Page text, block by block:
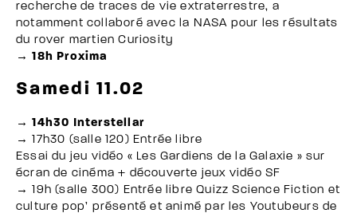
recherche de traces de vie extraterrestre, a
notamment collaboré avec la NASA pour les résultats
du rover martien Curiosity
→ 18h Proxima
Samedi 11.02
→ 14h30 Interstellar
→ 17h30 (salle 120) Entrée libre
Essai du jeu vidéo « Les Gardiens de la Galaxie » sur
écran de cinéma + découverte jeux vidéo SF
→ 19h (salle 300) Entrée libre Quizz Science Fiction et
culture pop’ présenté et animé par les Youtubeurs de